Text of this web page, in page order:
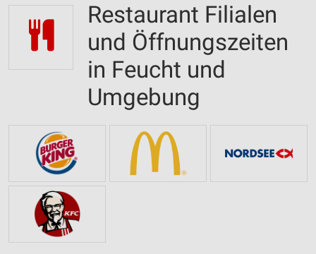
Restaurant Filialen
und Öffnungszeiten
in Feucht und
Umgebung